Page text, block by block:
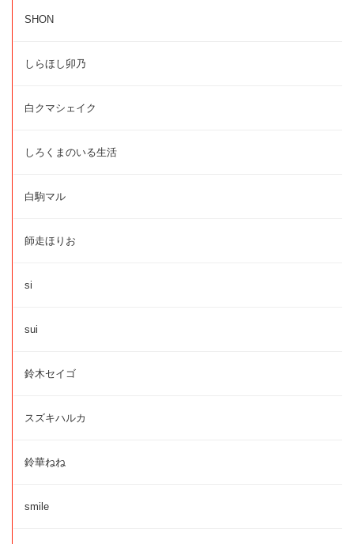
SHON
しらほし卯乃
白クマシェイク
しろくまのいる生活
白駒マル
師走ほりお
si
sui
鈴木セイゴ
スズキハルカ
鈴華ねね
smile